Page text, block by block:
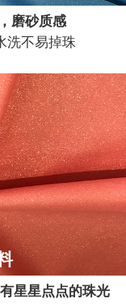
磨砂质感
洗不易掉珠
星星点点的珠光